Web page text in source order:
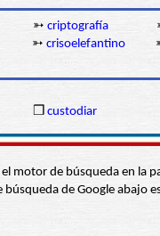
➳ criptografía
➳ crisoelefantino
❒ custodiar
motor de búsqueda en la
de Google abajo